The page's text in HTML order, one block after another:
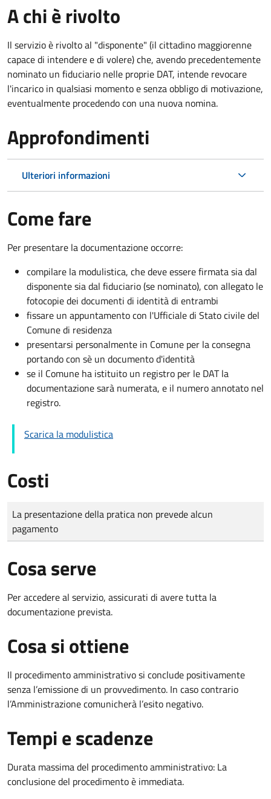
A chi è rivolto
Il servizio è rivolto al "disponente" (il cittadino maggiorenne
capace di intendere e di volere) che, avendo precedentemente
nominato un fiduciario nelle proprie DAT, intende revocare
l'incarico in qualsiasi momento e senza obbligo di motivazione,
eventualmente procedendo con una nuova nomina.
Approfondimenti
Ulteriori informazioni
Come fare
Per presentare la documentazione occorre:
compilare la modulistica, che deve essere firmata sia dal
disponente sia dal fiduciario (se nominato), con allegato le
fotocopie dei documenti di identità di entrambi
fissare un appuntamento con l'Ufficiale di Stato civile del
Comune di residenza
presentarsi personalmente in Comune per la consegna
portando con sè un documento d'identità
se il Comune ha istituito un registro per le DAT la
documentazione sarà numerata, e il numero annotato nel
registro.
Scarica la modulistica
Costi
Tipo di pagamento
Importo
La presentazione della pratica non prevede alcun
pagamento
Cosa serve
Per accedere al servizio, assicurati di avere tutta la
documentazione prevista.
Cosa si ottiene
Il procedimento amministrativo si conclude positivamente
senza l’emissione di un provvedimento. In caso contrario
l’Amministrazione comunicherà l’esito negativo.
Tempi e scadenze
Durata massima del procedimento amministrativo: La
conclusione del procedimento è immediata.